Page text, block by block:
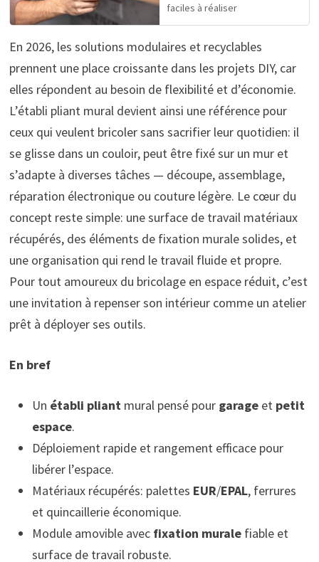
faciles à réaliser
En 2026, les solutions modulaires et recyclables
prennent une place croissante dans les projets DIY, car
elles répondent au besoin de flexibilité et d’économie.
L’établi pliant mural devient ainsi une référence pour
ceux qui veulent bricoler sans sacrifier leur quotidien: il
se glisse dans un couloir, peut être fixé sur un mur et
s’adapte à diverses tâches — découpe, assemblage,
réparation électronique ou couture légère. Le cœur du
concept reste simple: une surface de travail matériaux
récupérés, des éléments de fixation murale solides, et
une organisation qui rend le travail fluide et propre.
Pour tout amoureux du bricolage en espace réduit, c’est
une invitation à repenser son intérieur comme un atelier
prêt à déployer ses outils.
En bref
Un établi pliantmural pensé pour garageet petit
espace.
Déploiement rapide et rangement efficace pour
libérer l’espace.
Matériaux récupérés: palettes EUR/EPAL, ferrures
et quincaillerie économique.
Module amovible avec fixation muralefiable et
surface de travail robuste.